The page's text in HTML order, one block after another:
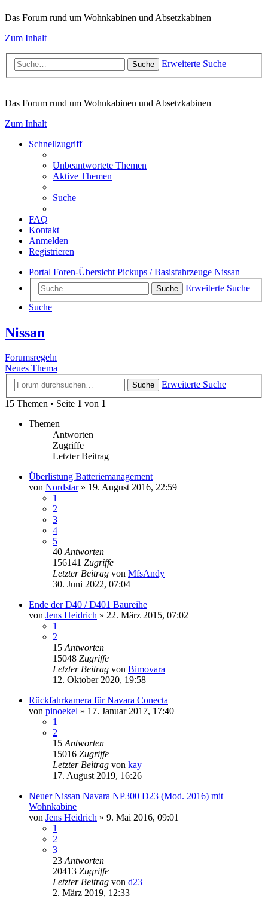
Das Forum rund um Wohnkabinen und Absetzkabinen
Zum Inhalt
Suche Erweiterte Suche
Das Forum rund um Wohnkabinen und Absetzkabinen
Zum Inhalt
Schnellzugriff
Unbeantwortete Themen
Aktive Themen
Suche
FAQ
Kontakt
Anmelden
Registrieren
Portal Foren-Übersicht Pickups / Basisfahrzeuge Nissan
Suche
Erweiterte Suche
Suche
Nissan
Forumsregeln
Neues Thema
Suche
Erweiterte Suche
15 Themen • Seite 1 von 1
Themen
Antworten
Zugriffe
Letzter Beitrag
Überlistung Batteriemanagement
von Nordstar» 19. August 2016, 22:59
1
2
3
4
5
40 Antworten
156141 Zugriffe
Letzter Beitrag von MfsAndy
30. Juni 2022, 07:04
Ende der D40 / D401 Baureihe
von Jens Heidrich » 22. März 2015, 07:02
1
2
15 Antworten
15048 Zugriffe
Letzter Beitrag von Bimovara
12. Oktober 2020, 19:58
Rückfahrkamera für Navara Conecta
von pinoekel » 17. Januar 2017, 17:40
1
2
15 Antworten
15016 Zugriffe
Letzter Beitrag von kay
17. August 2019, 16:26
Neuer Nissan Navara NP300 D23 (Mod. 2016) mit
Wohnkabine
von Jens Heidrich » 9. Mai 2016, 09:01
1
2
3
23 Antworten
20413 Zugriffe
Letzter Beitrag von d23
2. März 2019, 12:33